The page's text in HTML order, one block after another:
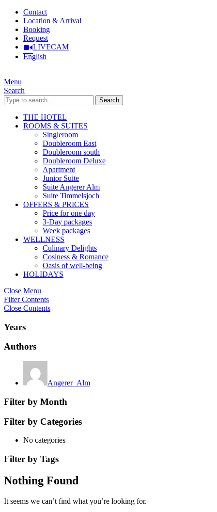
Contact
Location & Arrival
Booking
Request
LIVECAM
English
Menu
Search
Search
THE HOTEL
ROOMS & SUITES
Singleroom
Doubleroom East
Doubleroom south
Doubleroom Deluxe
Apartment
Junior Suite
Suite Angerer Alm
Suite Timmelsjoch
OFFERS & PRICES
Price for one day
3-Day packages
Week packages
WELLNESS
Culinary Delights
Cosiness & Romance
Oasis of well-being
HOLIDAYS
Close Menu
Filter Contents
Close Contents
Years
Authors
Angerer_Alm
Filter by Month
Filter by Categories
No categories
Filter by Tags
Nothing Found
It seems we can’t find what you’re looking for.